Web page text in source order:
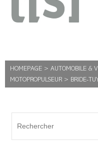
HOMEPAGE > AUTOMOBILE &
MOTOPROPULSEUR > BRIDE-